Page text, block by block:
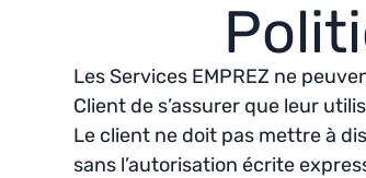
Les Services EMPREZ ne
Client de s’assurer que leur
Le client ne doit pas mettre à
sans l’autorisation écrite